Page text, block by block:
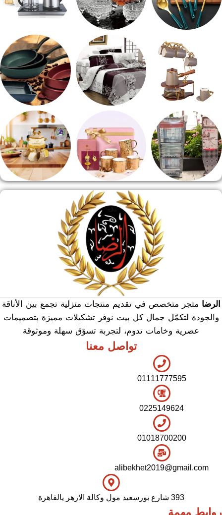
طقم خشاف ادوات كهربائية
طقم قهوه وشاي مقلايه وطاجن
هدايا وسيلفر
01111777595
0225149624
01018700200
الرضا متجر متخصص في تقديم منتجات منزلية تجمع بين الأناقة
والجودة لتكمّل جمال كل بيت نوفر تشكيلات مميزة بتصميمات
عصرية وخامات تدوم، لتجربة تسوّق سهلة وموثوقة
تواصل معنا
روابط مهمة
alibekhet2019@gmail.com
393 شارع بورسعيد مول وكالة الازهر يالقاهرة